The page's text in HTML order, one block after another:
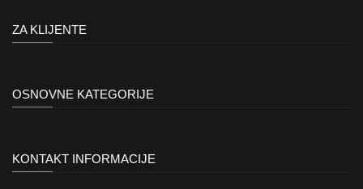
ZA KLIJENTE
OSNOVNE KATEGORIJE
KONTAKT INFORMACIJE